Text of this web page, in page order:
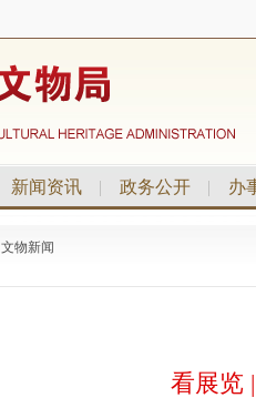
新闻资讯 | 政务公开 | 办
文物新闻
看展览